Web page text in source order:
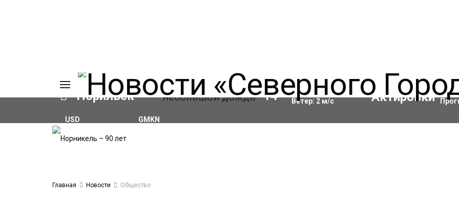
Норильск 14°C Влажность:65%
Ветер: 2м/с
USD
GMKN
Главная Новости Общество